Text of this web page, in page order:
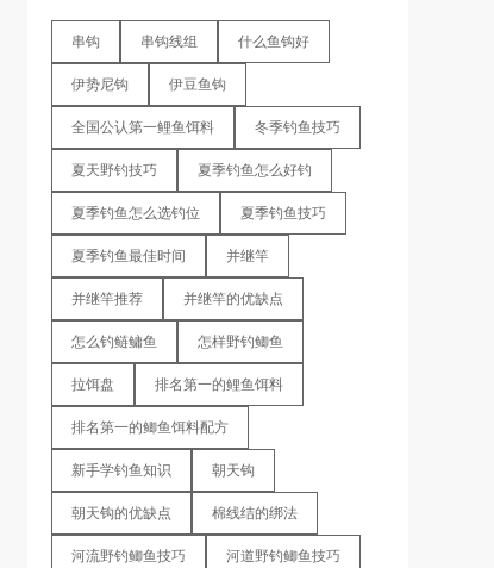
串钩 串钩线组 什么鱼钩好
伊势尼钩 伊豆鱼钩
全国公认第一鲤鱼饵料 冬季钓鱼技巧
夏天野钓技巧 夏季钓鱼怎么好钓
夏季钓鱼怎么选钓位 夏季钓鱼技巧
夏季钓鱼最佳时间 并继竿
并继竿推荐 并继竿的优缺点
怎么钓鲢鳙鱼 怎样野钓鲫鱼
拉饵盘 排名第一的鲤鱼饵料
排名第一的鲫鱼饵料配方
新手学钓鱼知识 朝天钩
朝天钩的优缺点 棉线结的绑法
河流野钓鲫鱼技巧 河道野钓鲫鱼技巧